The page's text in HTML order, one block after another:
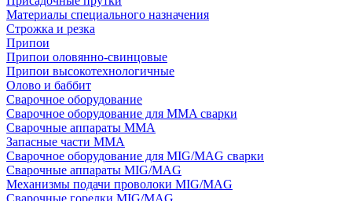
Материалы специального назначения
Строжка и резка
Припои
Припои оловянно-свинцовые
Припои высокотехнологичные
Олово и баббит
Сварочное оборудование
Сварочное оборудование для MMA сварки
Сварочные аппараты MMA
Запасные части MMA
Сварочное оборудование для MIG/MAG сварки
Сварочные аппараты MIG/MAG
Механизмы подачи проволоки MIG/MAG
Сварочные горелки MIG/MAG